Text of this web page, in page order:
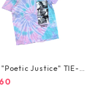
"Poetic Justice" TIE-D